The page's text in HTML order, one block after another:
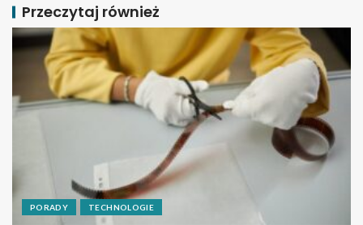
Przeczytaj również
PORADY TECHNOLOGIE